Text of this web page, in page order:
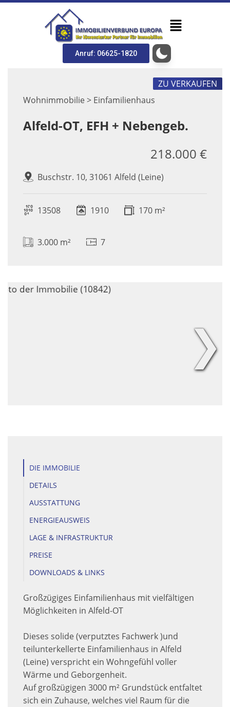
Anruf: 06625-1820
Wohnimmobilie > Einfamilienhaus
ZU VERKAUFEN
Alfeld-OT, EFH + Nebengeb.
Buschstr. 10, 31061 Alfeld (Leine)
218.000 €
13508 1910 170 m²
3.000 m² 7
❯
DIE IMMOBILIE
DETAILS
AUSSTATTUNG
ENERGIEAUSWEIS
LAGE & INFRASTRUKTUR
PREISE
DOWNLOADS & LINKS
Großzügiges Einfamilienhaus mit vielfältigen
Möglichkeiten in Alfeld-OT
Dieses solide (verputztes Fachwerk )und
teilunterkellerte Einfamilienhaus in Alfeld
(Leine) verspricht ein Wohngefühl voller
Wärme und Geborgenheit.
Auf großzügigen 3000 m² Grundstück entfaltet
sich ein Zuhause, welches viel Raum für die